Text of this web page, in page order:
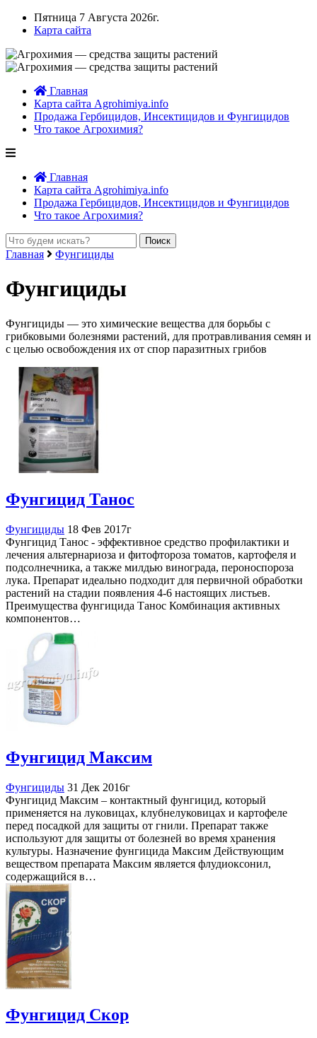
Пятница 7 Августа 2026г.
Карта сайта
Главная
Карта сайта Agrohimiya.info
Продажа Гербицидов, Инсектицидов и Фунгицидов
Что такое Агрохимия?
Главная
Карта сайта Agrohimiya.info
Продажа Гербицидов, Инсектицидов и Фунгицидов
Что такое Агрохимия?
Главная Фунгициды
Фунгициды
Фунгициды — это химические вещества для борьбы с
грибковыми болезнями растений, для протравливания семян и
с целью освобождения их от спор паразитных грибов
Фунгицид Танос
Фунгициды 18 Фев 2017г
Фунгицид Танос - эффективное средство профилактики и
лечения альтернариоза и фитофтороза томатов, картофеля и
подсолнечника, а также милдью винограда, пероноспороза
лука. Препарат идеально подходит для первичной обработки
растений на стадии появления 4-6 настоящих листьев.
Преимущества фунгицида Танос Комбинация активных
компонентов…
Фунгицид Максим
Фунгициды 31 Дек 2016г
Фунгицид Максим – контактный фунгицид, который
применяется на луковицах, клубнелуковицах и картофеле
перед посадкой для защиты от гнили. Препарат также
используют для защиты от болезней во время хранения
культуры. Назначение фунгицида Максим Действующим
веществом препарата Максим является флудиоксонил,
содержащийся в…
Фунгицид Скор